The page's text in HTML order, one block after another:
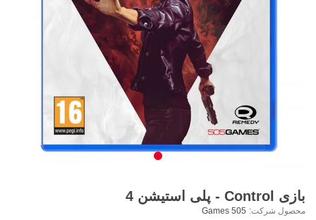
بازی Control - پلی استیشن 4
محصول شرکت: 505 Games